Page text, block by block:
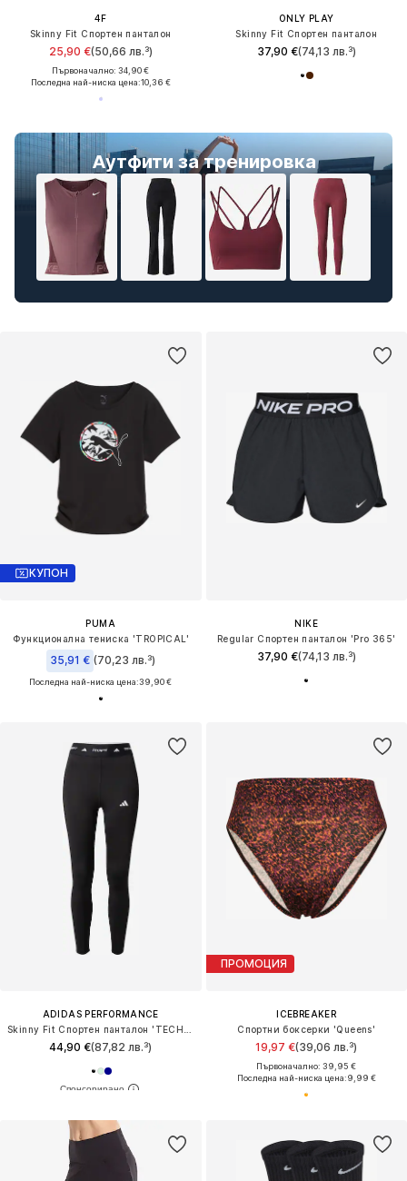
4F
Skinny Fit Спортен панталон
25,90 €(50,66 лв.³)
Първоначално: 34,90 €
Последна най-ниска цена:10,36 €
Аутфити за тренировка
ONLY PLAY
Skinny Fit Спортен панталон
37,90 €(74,13 лв.³)
КУПОН
PUMA
Функционална тениска 'TROPICAL'
35,91 € (70,23 лв.³)
Последна най-ниска цена:39,90 €
NIKE
Regular Спортен панталон 'Pro 365'
37,90 €(74,13 лв.³)
ADIDAS PERFORMANCE
44,90 €(87,82 лв.³)
ПРОМОЦИЯ
ICEBREAKER
Спортни боксерки 'Queens'
19,97 €(39,06 лв.³)
Първоначално: 39,95 €
Последна най-ниска цена:9,99 €